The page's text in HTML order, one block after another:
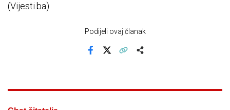
(Vijesti.ba)
Podijeli ovaj članak